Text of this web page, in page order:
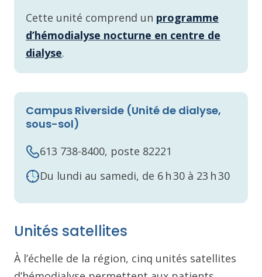
Cette unité comprend un programme
d’hémodialyse nocturne en centre de
dialyse.
Campus Riverside (Unité de dialyse,
sous-sol)
613 738-8400, poste 82221
Du lundi au samedi, de 6 h 30 à 23 h 30
Unités satellites
À l’échelle de la région, cinq unités satellites